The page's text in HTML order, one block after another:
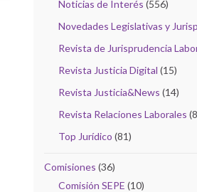
Noticias de Interés (556)
Novedades Legislativas y
Revista de Jurisprudencia
Revista Justicia Digital (15)
Revista Justicia&News (14)
Revista Relaciones Laborales
Top Jurídico (81)
Comisiones (36)
Comisión SEPE (10)